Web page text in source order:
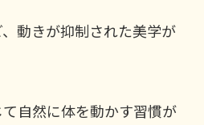
動きが抑制された美学が
自然に体を動かす習慣が